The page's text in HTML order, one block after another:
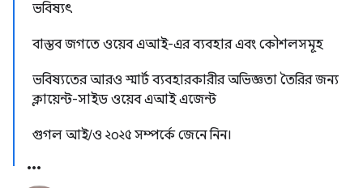
ভবিষ্যৎ
বাস্তব জগতে ওয়েব এআই-এর ব্যবহার এবং কৌশলসমূহ
ভবিষ্যতের আরও স্মার্ট ব্যবহারকারীর অভিজ্ঞতা তৈরির জন্য
ক্লায়েন্ট-সাইড ওয়েব এআই এজেন্ট
গুগল আই/ও ২০২৫ সম্পর্কে জেনে নিন।